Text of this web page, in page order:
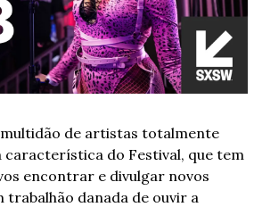
multidão de artistas totalmente
característica do Festival, que tem
encontrar e divulgar novos
trabalhão danada de ouvir a